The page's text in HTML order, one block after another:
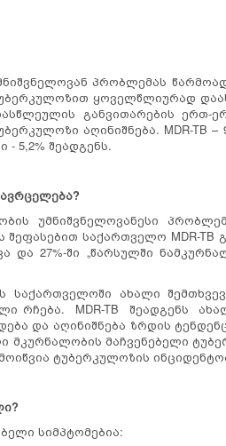
პრობლემას
ყოველწლიურად
განვითარების
აღინიშნება. MDR-TB
5,2% შეადგენს.
უმნიშვნელოვანესი
საქართველო MDR-TB
და 27%-ში „წარსულში
საქართველოში ახალი
რჩება. MDR-TB შეადგენს
და აღინიშნება ზრდის
მკურნალობის მაჩვენებელი
ტუბერკულოზის
სიმპტომებია: